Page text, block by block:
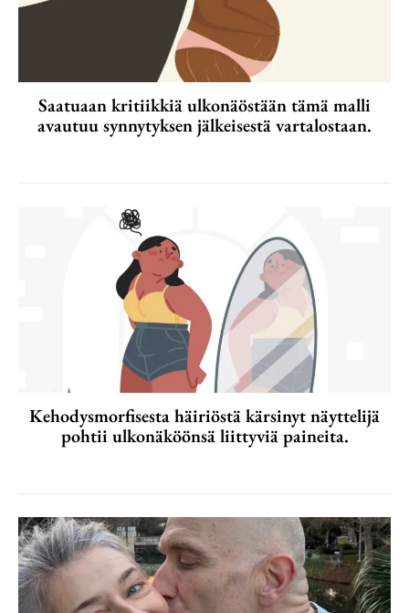
Saatuaan kritiikkiä ulkonäöstään tämä malli
avautuu synnytyksen jälkeisestä vartalostaan.
Kehodysmorfisesta häiriöstä kärsinyt näyttelijä
pohtii ulkonäköönsä liittyviä paineita.